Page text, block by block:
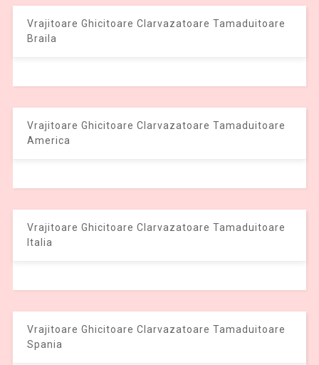
Vrajitoare Ghicitoare Clarvazatoare Tamaduitoare
Braila
Vrajitoare Ghicitoare Clarvazatoare Tamaduitoare
America
Vrajitoare Ghicitoare Clarvazatoare Tamaduitoare
Italia
Vrajitoare Ghicitoare Clarvazatoare Tamaduitoare
Spania